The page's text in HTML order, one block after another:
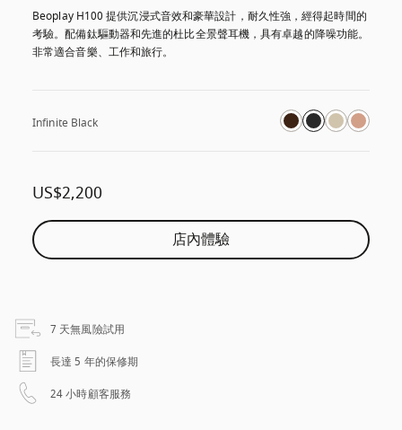
Beoplay H100 提供沉浸式音效和豪華設計，耐久性強，經得起時間的
考驗。配備鈦驅動器和先進的杜比全景聲耳機，具有卓越的降噪功能。
非常適合音樂、工作和旅行。
Infinite Black
US$2,200
店內體驗
7 天無風險試用
長達 5 年的保修期
24 小時顧客服務